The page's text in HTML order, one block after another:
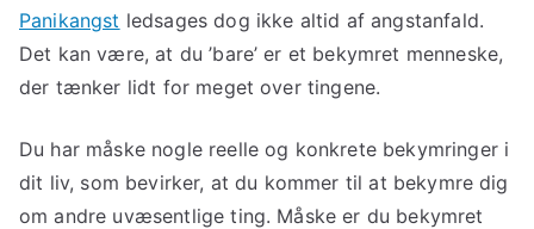
Panikangst ledsages dog ikke altid af angstanfald.
Det kan være, at du ’bare’ er et bekymret menneske,
der tænker lidt for meget over tingene.
Du har måske nogle reelle og konkrete bekymringer i
dit liv, som bevirker, at du kommer til at bekymre dig
om andre uvæsentlige ting. Måske er du bekymret